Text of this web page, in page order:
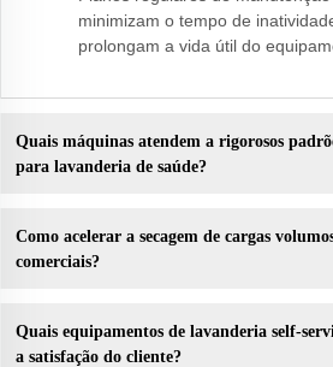
minimizam o tempo de
prolongam a vida útil do
Quais máquinas atendem a rigorosos
para lavanderia de saúde?
Como acelerar a secagem de cargas
comerciais?
Quais equipamentos de lavanderia self-
a satisfação do cliente?